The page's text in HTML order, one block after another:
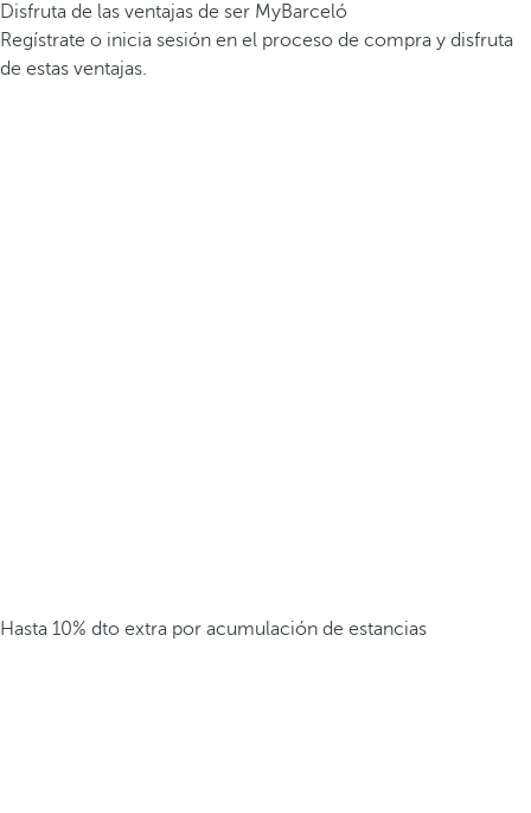
Disfruta de las ventajas de ser MyBarceló
Regístrate o inicia sesión en el proceso de compra y disfruta
de estas ventajas.
Hasta 10% dto extra por acumulación de estancias